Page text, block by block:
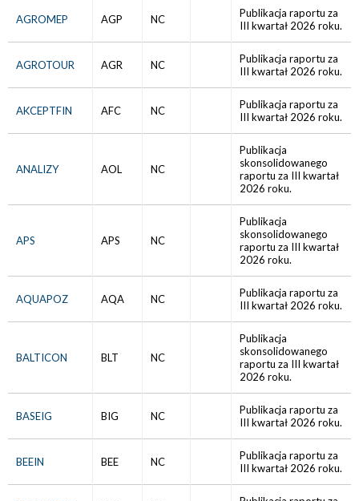
AGROMEP AGP NC
Publikacja raportu za
III kwartał 2026 roku.
AGROTOUR AGR NC
Publikacja raportu za
III kwartał 2026 roku.
AKCEPTFIN AFC NC
Publikacja raportu za
III kwartał 2026 roku.
ANALIZY AOL NC
Publikacja
skonsolidowanego
raportu za III kwartał
2026 roku.
APS APS NC
Publikacja
skonsolidowanego
raportu za III kwartał
2026 roku.
AQUAPOZ AQA NC
Publikacja raportu za
III kwartał 2026 roku.
BALTICON BLT NC
Publikacja
skonsolidowanego
raportu za III kwartał
2026 roku.
BASEIG BIG NC
Publikacja raportu za
III kwartał 2026 roku.
BEEIN BEE NC
Publikacja raportu za
III kwartał 2026 roku.